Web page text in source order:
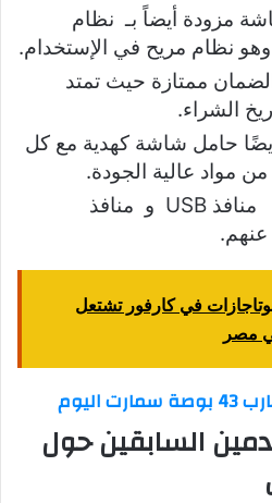
مزودة أيضاً بـ نظام
ممتازة حيث تمتد
الشراء.
حامل شاشة كهدية مع كل
مواد عالية الجودة.
تدعم الشاشة أيضا منافذ USB و منافذ
في كارفور تشتعل
مصر
السابقين حول